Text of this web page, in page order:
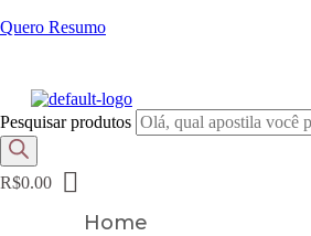
Quero Resumo
Pesquisar produtos
R$0.00
Home